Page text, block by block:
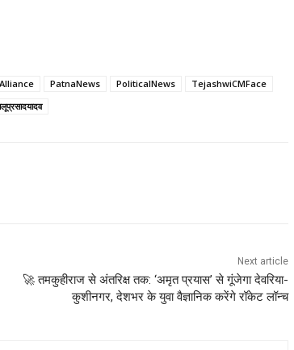
PatnaNews PoliticalNews
TejashwiCMFace
Next article
🚀 तमकुहीराज से अंतरिक्ष तक: ‘अमृत प्रयास’ से गूंजेगा देवरिया-
कुशीनगर, देशभर के युवा वैज्ञानिक करेंगे रॉकेट लॉन्च